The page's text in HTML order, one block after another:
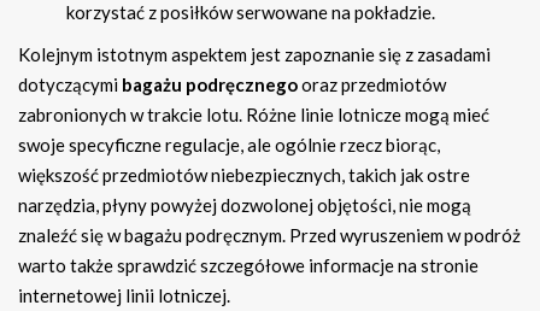
korzystać z posiłków serwowane na pokładzie.
Kolejnym istotnym aspektem jest zapoznanie się z zasadami
dotyczącymi bagażu podręcznegooraz przedmiotów
zabronionych w trakcie lotu. Różne linie lotnicze mogą mieć
swoje specyficzne regulacje, ale ogólnie rzecz biorąc,
większość przedmiotów niebezpiecznych, takich jak ostre
narzędzia, płyny powyżej dozwolonej objętości, nie mogą
znaleźć się w bagażu podręcznym. Przed wyruszeniem w podróż
warto także sprawdzić szczegółowe informacje na stronie
internetowej linii lotniczej.